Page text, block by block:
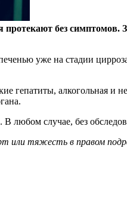
без симптомов.
уже на стадии
алкогольная и
любом случае, без
или тяжесть в правом